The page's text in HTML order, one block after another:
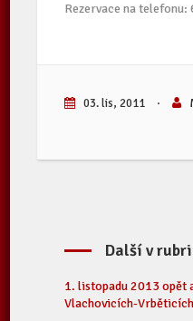
Rezervace na
03. lis, 2011 ·
Další v
1. listopadu 2013 opět
Vlachovicích-Vrběticích